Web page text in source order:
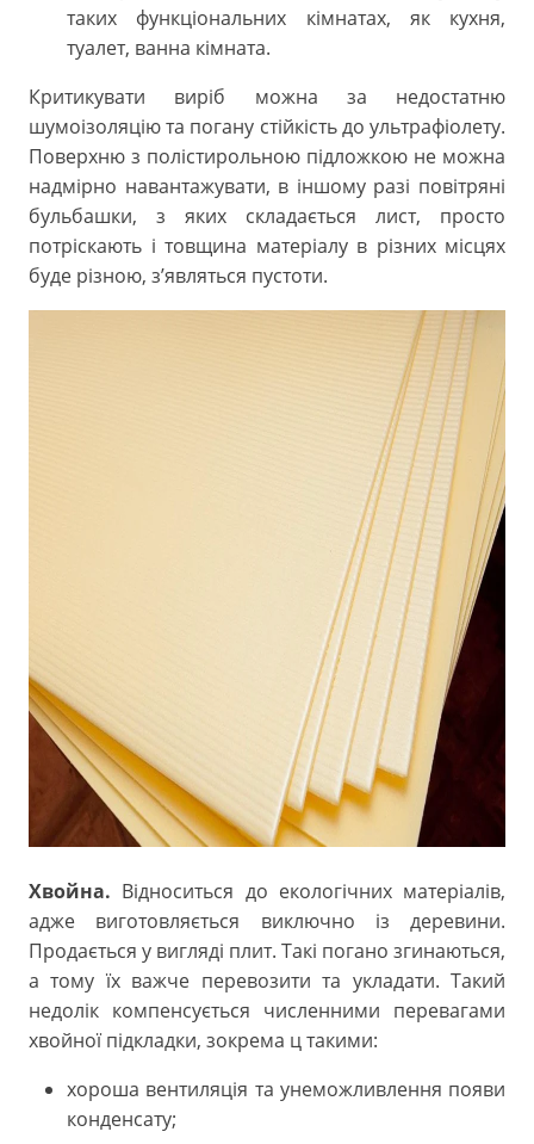
таких функціональних кімнатах, як кухня,
туалет, ванна кімната.
Критикувати виріб можна за недостатню
шумоізоляцію та погану стійкість до ультрафіолету.
Поверхню з полістирольною підложкою не можна
надмірно навантажувати, в іншому разі повітряні
бульбашки, з яких складається лист, просто
потріскають і товщина матеріалу в різних місцях
буде різною, з’являться пустоти.
Хвойна. Відноситься до екологічних матеріалів,
адже виготовляється виключно із деревини.
Продається у вигляді плит. Такі погано згинаються,
а тому їх важче перевозити та укладати. Такий
недолік компенсується численними перевагами
хвойної підкладки, зокрема ц такими:
хороша вентиляція та унеможливлення появи
конденсату;